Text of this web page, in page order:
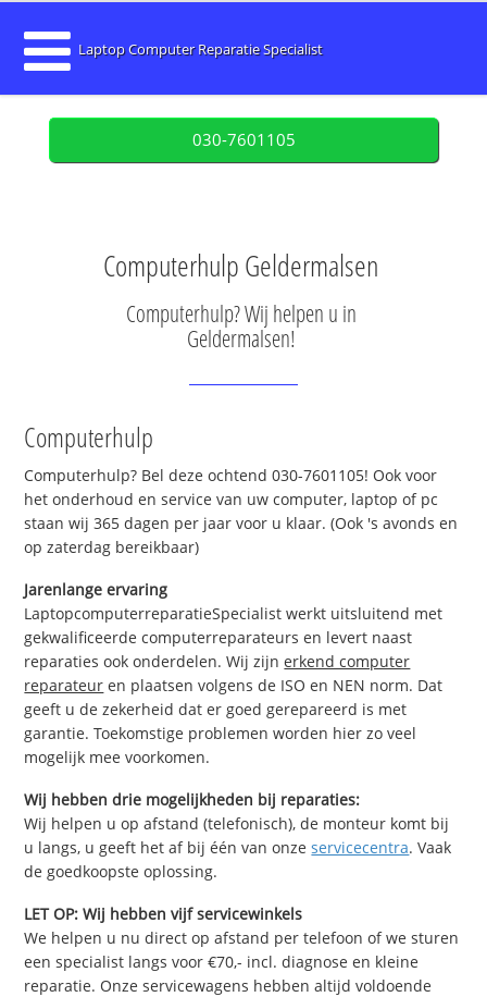
Laptop Computer Reparatie Specialist
030-7601105
Computerhulp Geldermalsen
Computerhulp? Wij helpen u in
Geldermalsen!
Computerhulp
Computerhulp? Bel deze ochtend 030-7601105! Ook voor
het onderhoud en service van uw computer, laptop of pc
staan wij 365 dagen per jaar voor u klaar. (Ook 's avonds en
op zaterdag bereikbaar)
Jarenlange ervaring
LaptopcomputerreparatieSpecialist werkt uitsluitend met
gekwalificeerde computerreparateurs en levert naast
reparaties ook onderdelen. Wij zijnerkend computer
reparateur en plaatsen volgens de ISO en NEN norm. Dat
geeft u de zekerheid dat er goed gerepareerd is met
garantie. Toekomstige problemen worden hier zo veel
mogelijk mee voorkomen.
Wij hebben drie mogelijkheden bij reparaties:
Wij helpen u op afstand (telefonisch), de monteur komt bij
u langs, u geeft het af bij één van onzeservicecentra. Vaak
de goedkoopste oplossing.
LET OP: Wij hebben vijf servicewinkels
We helpen u nu direct op afstand per telefoon of we sturen
een specialist langs voor €70,- incl. diagnose en kleine
reparatie. Onze servicewagens hebben altijd voldoende